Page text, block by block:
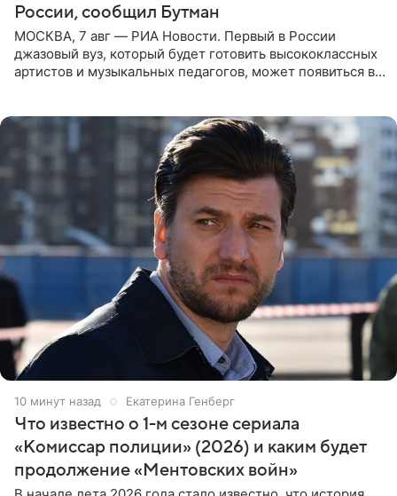
России, сообщил Бутман
МОСКВА, 7 авг — РИА Новости. Первый в России
джазовый вуз, который будет готовить высококлассных
артистов и музыкальных педагогов, может появиться в
10 минут назад Екатерина Генберг
Что известно о 1-м сезоне сериала
«Комиссар полиции» (2026) и каким будет
продолжение «Ментовских войн»